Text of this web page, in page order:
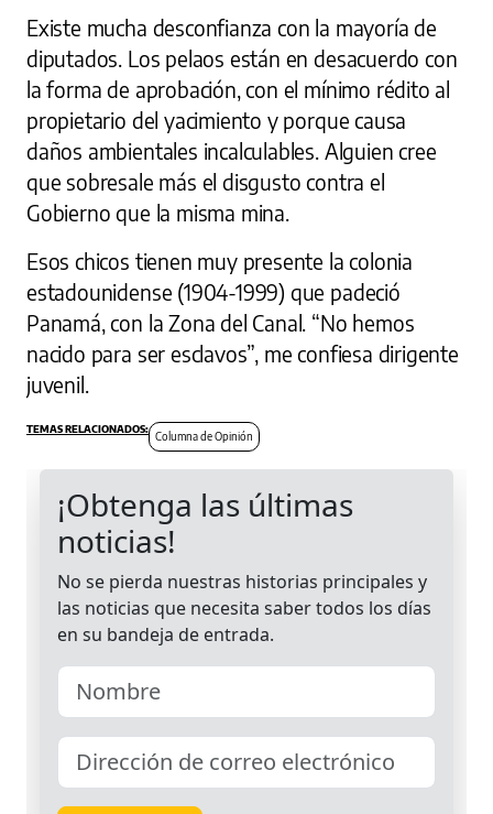
Existe mucha desconfianza con la mayoría de
diputados. Los pelaos están en desacuerdo con
la forma de aprobación, con el mínimo rédito al
propietario del yacimiento y porque causa
daños ambientales incalculables. Alguien cree
que sobresale más el disgusto contra el
Gobierno que la misma mina.
Esos chicos tienen muy presente la colonia
estadounidense (1904-1999) que padeció
Panamá, con la Zona del Canal. “No hemos
nacido para ser esclavos”, me confiesa dirigente
juvenil.
Columna de Opinión